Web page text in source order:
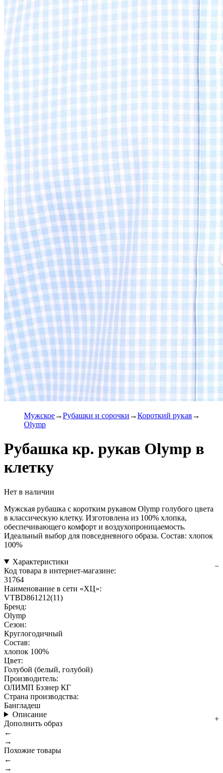
Мужское Рубашки и сорочки
Короткий рукав
Olymp
Рубашка кр. рукав Olymp в
клетку
Нет в наличии
Мужская рубашка с коротким рукавом Olymp голубого цвета
в классическую клетку. Изготовлена из 100% хлопка,
обеспечивающего комфорт и воздухопроницаемость.
Идеальный выбор для повседневного образа. Состав: хлопок
100%
Характеристики
Код товара в интернет-магазине:
31764
Наименование в сети «ХЦ»:
VTBD861212(11)
Бренд:
Olymp
Сезон:
Круглогодичный
Состав:
хлопок 100%
Цвет:
Голубой (белый, голубой)
Производитель:
ОЛИМП Бэзнер КГ
Страна производства:
Бангладеш
Описание
Дополнить образ
←
→
Похожие товары
←
→